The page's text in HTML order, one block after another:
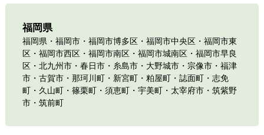
福岡県
福岡県 ・ 福岡市・ 福岡市博多区・ 福岡市中央区・ 福岡市東
区・ 福岡市西区・ 福岡市南区・ 福岡市城南区・ 福岡市早良
区・ 北九州市・春日市・糸島市・大野城市・宗像市・福津
市・古賀市・那珂川町・新宮町・粕屋町・誌面町・志免
町・久山町・篠栗町・須恵町・宇美町・太宰府市・筑紫野
市・筑前町